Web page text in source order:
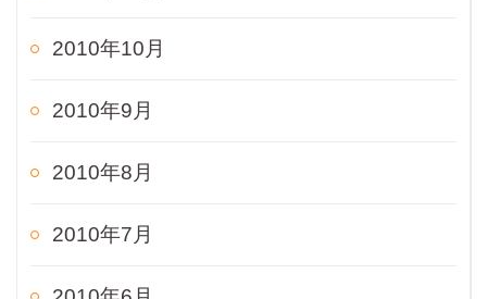
2010年10月
2010年9月
2010年8月
2010年7月